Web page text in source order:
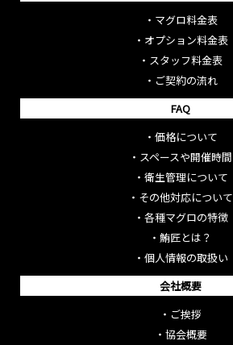
・ マグロ料金表
・ オプション料金表
・ スタッフ料金表
・ ご契約の流れ
FAQ
・ 価格について
・ スペースや開催時間
・ 衛生管理について
・ その他対応について
・ 各種マグロの特徴
・ 鮪匠とは？
・ 個人情報の取扱い
会社概要
・ ご挨拶
・ 協会概要